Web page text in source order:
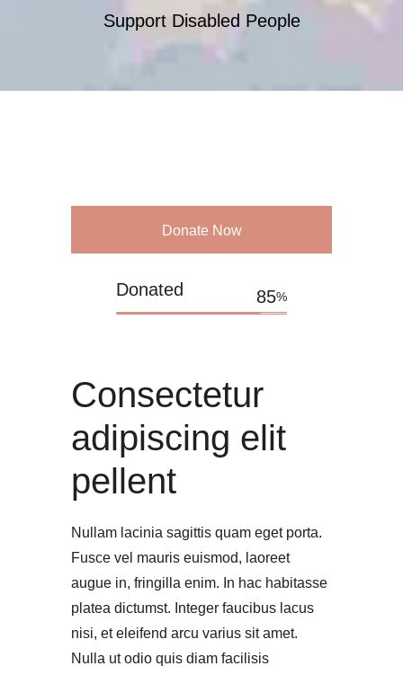
Support Disabled People
Donate Now
Donated 85%
Consectetur
adipiscing elit
pellent
Nullam lacinia sagittis quam eget porta.
Fusce vel mauris euismod, laoreet
augue in, fringilla enim. In hac habitasse
platea dictumst. Integer faucibus lacus
nisi, et eleifend arcu varius sit amet.
Nulla ut odio quis diam facilisis